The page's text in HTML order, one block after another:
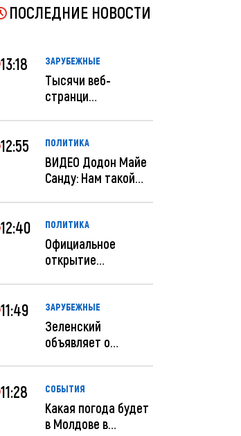
ПОСЛЕДНИЕ НОВОСТИ
13:18 ЗАРУБЕЖНЫЕ
Тысячи веб-
странци
12:55 ПОЛИТИКА
ВИДЕО Додон Майе
Санду: Нам такой
12:40 ПОЛИТИКА
Официальное
открытие
Кишиневе: и...
11:49 ЗАРУБЕЖНЫЕ
Зеленский
объявляет о
ар...
11:28 СОБЫТИЯ
Какая погода будет
в Молдове в